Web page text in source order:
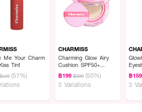
2-6800033317
หน้าเบา ๆ เพื่อความเรียบเนียนและคุมมัน
Me Your Charm
Tint
229 (57%)
CHARMISS
Charming Glow Airy
Cushion SPF50+
PA++++
฿199 ฿399 (50%)
3 Variations
฿159
3